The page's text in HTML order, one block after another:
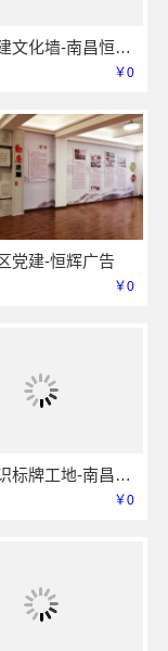
南昌党建文化墙-南昌恒辉广告
￥0
党建-恒辉广告
￥0
江西标识标牌工地-南昌恒辉广告
￥0